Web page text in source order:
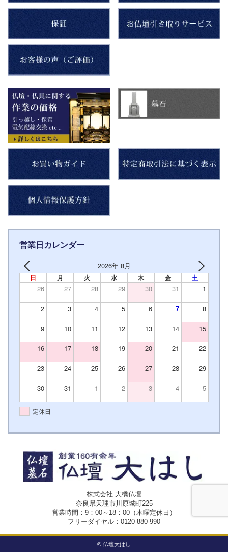
営業日カレンダー
2026年 8月
日 月 火 水 木 金 土
26 27 28 29 30 31 1
2 3 4 5 6 7 8
9 10 11 12 13 14 15
16 17 18 19 20 21 22
23 24 25 26 27 28 29
30 31 1 2 3 4 5
定休日
株式会社 大橋仏壇
奈良県天理市川原城町225
営業時間：9：00～18：00（木曜定休日）
フリーダイヤル： 0120-880-990
© 仏壇大はし